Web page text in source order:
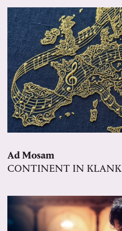
Ad Mosam
CONTINENT IN KLANK